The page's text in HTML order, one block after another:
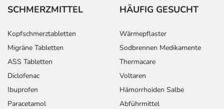
SCHMERZMITTEL
Kopfschmerztabletten
Migräne Tabletten
ASS Tabletten
Diclofenac
Ibuprofen
Paracetamol
HÄUFIG GESUCHT
Wärmepflaster
Sodbrennen Medikamente
Thermacare
Voltaren
Hämorrhoiden Salbe
Abführmittel